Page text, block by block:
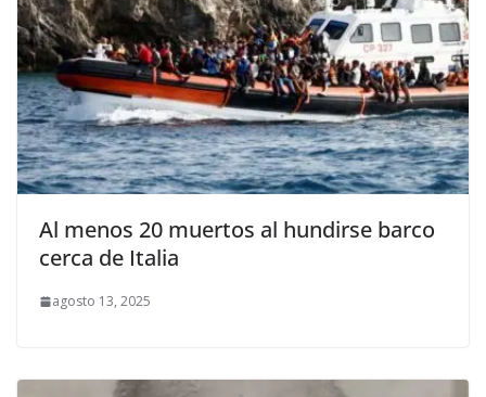
Al menos 20 muertos al hundirse barco
cerca de Italia
agosto 13, 2025